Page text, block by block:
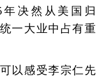
决然从美国归
一大业中占有重
以感受李宗仁先